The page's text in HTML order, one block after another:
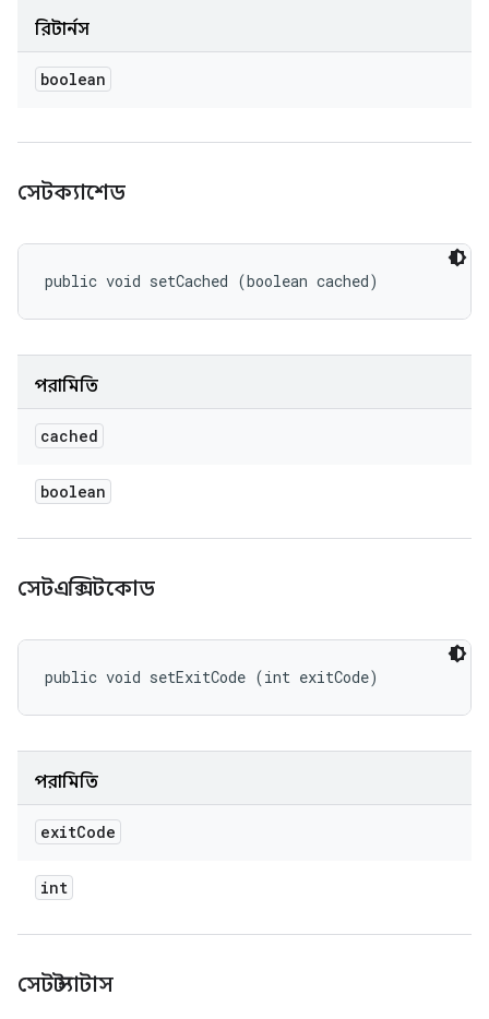
রিটার্নস
boolean
সেটক্যাশেড
public void setCached (boolean cached)
পরামিতি
cached
boolean
সেটএক্সিটকোড
public void setExitCode (int exitCode)
পরামিতি
exitCode
int
সেট স্ট্যাটাস